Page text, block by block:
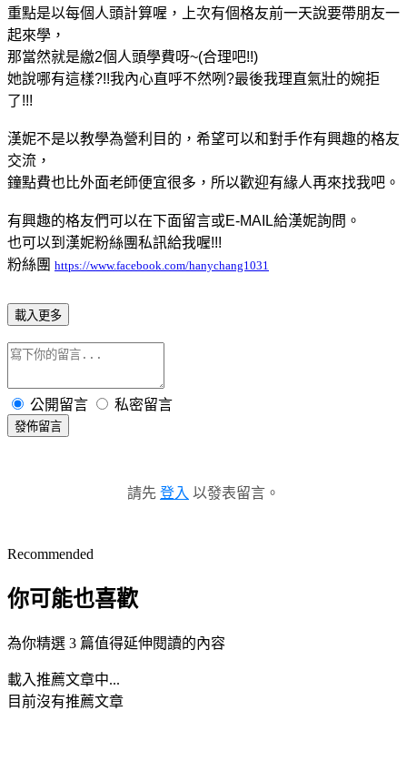
重點是以每個人頭計算喔，上次有個格友前一天說要帶朋友一
起來學，
那當然就是繳2個人頭學費呀~(合理吧!!)
她說哪有這樣?!!我內心直呼不然咧?最後我理直氣壯的婉拒
了!!!
漢妮不是以教學為營利目的，希望可以和對手作有興趣的格友
交流，
鐘點費也比外面老師便宜很多，所以歡迎有緣人再來找我吧。
有興趣的格友們可以在下面留言或E-MAIL給漢妮詢問。
也可以到漢妮粉絲團私訊給我喔!!!
粉絲團 https://www.facebook.com/hanychang1031
載入更多
公開留言 私密留言
發佈留言
請先 登入 以發表留言。
Recommended
你可能也喜歡
為你精選 3 篇值得延伸閱讀的內容
載入推薦文章中...
目前沒有推薦文章